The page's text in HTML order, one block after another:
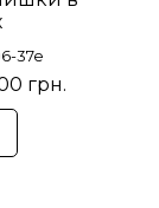
37e
грн.